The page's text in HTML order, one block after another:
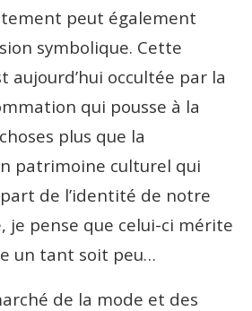
peut également
symbolique. Cette
aujourd’hui occultée par la
qui pousse à la
plus que la
patrimoine culturel qui
de l’identité de notre
je pense que celui-ci mérite
un tant soit peu…
de la mode et des